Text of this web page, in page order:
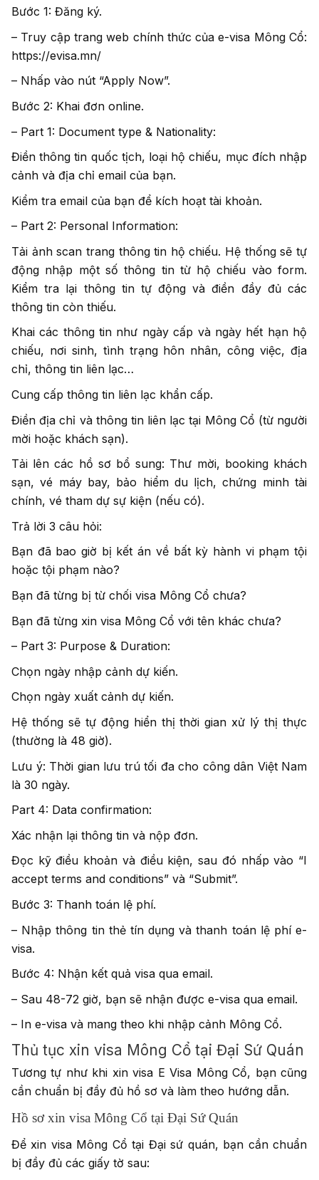
Bước 1: Đăng ký.
– Truy cập trang web chính thức của e-visa Mông Cổ:
https://evisa.mn/
– Nhấp vào nút “Apply Now”.
Bước 2: Khai đơn online.
– Part 1: Document type & Nationality:
Điền thông tin quốc tịch, loại hộ chiếu, mục đích nhập
cảnh và địa chỉ email của bạn.
Kiểm tra email của bạn để kích hoạt tài khoản.
– Part 2: Personal Information:
Tải ảnh scan trang thông tin hộ chiếu. Hệ thống sẽ tự
động nhập một số thông tin từ hộ chiếu vào form.
Kiểm tra lại thông tin tự động và điền đầy đủ các
thông tin còn thiếu.
Khai các thông tin như ngày cấp và ngày hết hạn hộ
chiếu, nơi sinh, tình trạng hôn nhân, công việc, địa
chỉ, thông tin liên lạc…
Cung cấp thông tin liên lạc khẩn cấp.
Điền địa chỉ và thông tin liên lạc tại Mông Cổ (từ người
mời hoặc khách sạn).
Tải lên các hồ sơ bổ sung: Thư mời, booking khách
sạn, vé máy bay, bảo hiểm du lịch, chứng minh tài
chính, vé tham dự sự kiện (nếu có).
Trả lời 3 câu hỏi:
Bạn đã bao giờ bị kết án về bất kỳ hành vi phạm tội
hoặc tội phạm nào?
Bạn đã từng bị từ chối visa Mông Cổ chưa?
Bạn đã từng xin visa Mông Cổ với tên khác chưa?
– Part 3: Purpose & Duration:
Chọn ngày nhập cảnh dự kiến.
Chọn ngày xuất cảnh dự kiến.
Hệ thống sẽ tự động hiển thị thời gian xử lý thị thực
(thường là 48 giờ).
Lưu ý: Thời gian lưu trú tối đa cho công dân Việt Nam
là 30 ngày.
Part 4: Data confirmation:
Xác nhận lại thông tin và nộp đơn.
Đọc kỹ điều khoản và điều kiện, sau đó nhấp vào “I
accept terms and conditions” và “Submit”.
Bước 3: Thanh toán lệ phí.
– Nhập thông tin thẻ tín dụng và thanh toán lệ phí e-
visa.
Bước 4: Nhận kết quả visa qua email.
– Sau 48-72 giờ, bạn sẽ nhận được e-visa qua email.
– In e-visa và mang theo khi nhập cảnh Mông Cổ.
Thủ tục xin visa Mông Cổ tại Đại Sứ Quán
Tương tự như khi xin visa E Visa Mông Cổ, bạn cũng
cần chuẩn bị đầy đủ hồ sơ và làm theo hướng dẫn.
Hồ sơ xin visa Mông Cổ tại Đại Sứ Quán
Để xin visa Mông Cổ tại Đại sứ quán, bạn cần chuẩn
bị đầy đủ các giấy tờ sau: